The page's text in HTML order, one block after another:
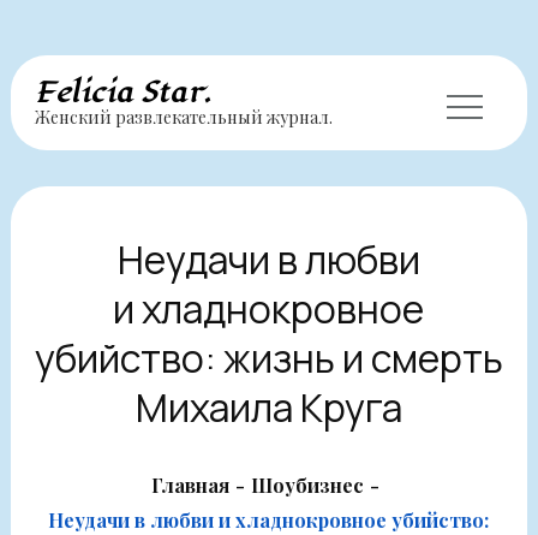
Перейти
содержимому
Felicia Star.
Женский развлекательный журнал.
Неудачи в любви
и хладнокровное
убийство: жизнь и смерть
Михаила Круга
Главная
Шоубизнес
Неудачи в любви и хладнокровное убийство: